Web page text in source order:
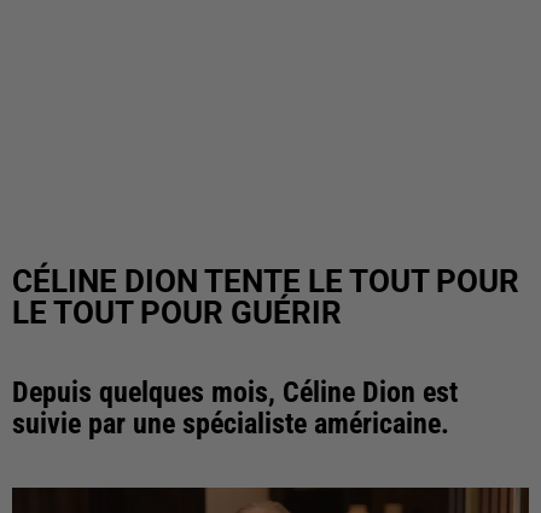
CÉLINE DION TENTE LE TOUT POUR
LE TOUT POUR GUÉRIR
Depuis quelques mois, Céline Dion est
suivie par une spécialiste américaine.